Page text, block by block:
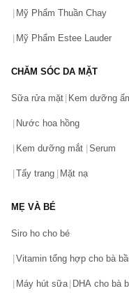
Bạn gặp vấn đề về
Hãy báo lỗi cho chúng
Mỹ Phẩm Thuần Chay
Mỹ Phẩm Estee Lauder
CHĂM SÓC DA MẶT
Sữa rửa mặt Kem dưỡng
Nước hoa hồng
Kem dưỡng mắt Serum
Tẩy trang Mặt nạ
MẸ VÀ BÉ
Siro ho cho bé
Vitamin tổng hợp cho bà
Máy hút sữa DHA cho bà